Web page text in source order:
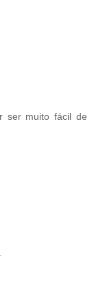
ser muito fácil de